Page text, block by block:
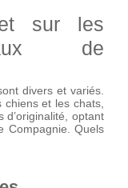
sur les
de
divers et variés.
et les chats,
optant
Compagnie. Quels